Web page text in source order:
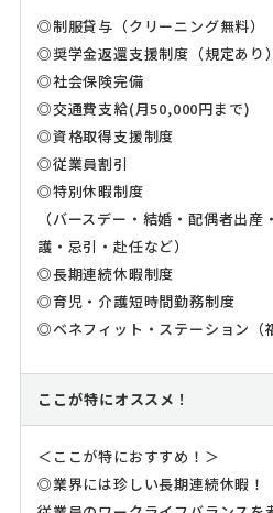
◎制服貸与（クリーニング無料）
◎奨学金返還支援制度（規定あり）
◎社会保険完備
◎交通費支給(月50,000円まで)
◎資格取得支援制度
◎従業員割引
◎特別休暇制度
（バースデー・結婚・配偶者出
護・忌引・赴任など）
◎長期連続休暇制度
◎育児・介護短時間勤務制度
◎ベネフィット・ステーション（
ここが特にオススメ！
＜ここが特におすすめ！＞
◎業界には珍しい長期連続休暇！